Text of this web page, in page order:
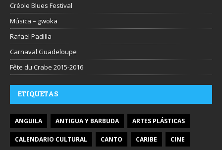
Créole Blues Festival
Música – gwoka
Rafael Padilla
Carnaval Guadeloupe
Fête du Crabe 2015-2016
ETIQUETAS
ANGUILA ANTIGUA Y BARBUDA ARTES PLÁSTICAS
CALENDARIO CULTURAL CANTO CARIBE CINE